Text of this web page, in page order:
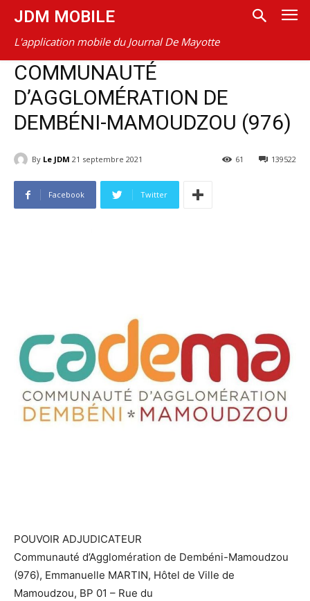
JDM MOBILE
L'application mobile du Journal De Mayotte
COMMUNAUTÉ
D’AGGLOMÉRATION DE
DEMBÉNI-MAMOUDZOU (976)
By Le JDM 21 septembre 2021 139522
61
Facebook Twitter
POUVOIR ADJUDICATEUR
Communauté d’Agglomération de Dembéni-Mamoudzou
(976), Emmanuelle MARTIN, Hôtel de Ville de
Mamoudzou, BP 01 – Rue du